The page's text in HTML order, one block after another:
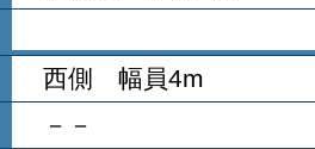
西側 幅員4m
－－